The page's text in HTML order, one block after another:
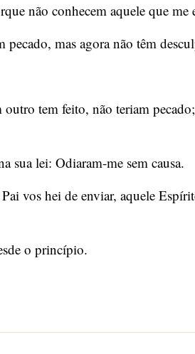
não conhecem aquele que me
mas agora não têm
outro tem feito, não teriam
sua lei: Odiaram-me sem causa.
vos hei de enviar, aquele
o princípio.